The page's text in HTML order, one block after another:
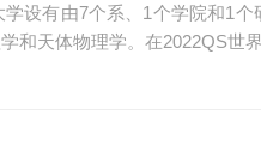
设有由7个系、1个学院和1
天体物理学。在2022QS世